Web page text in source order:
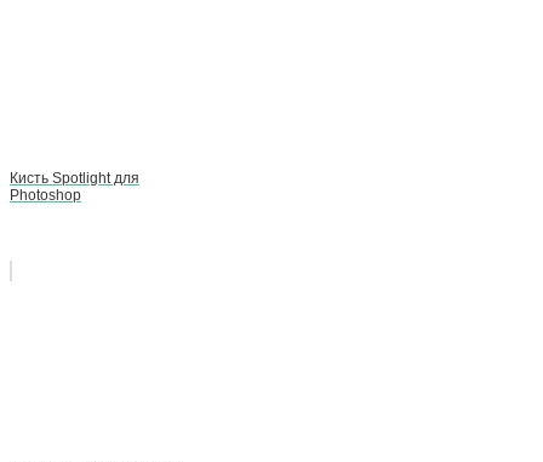
Кисть Spotlight для
Photoshop